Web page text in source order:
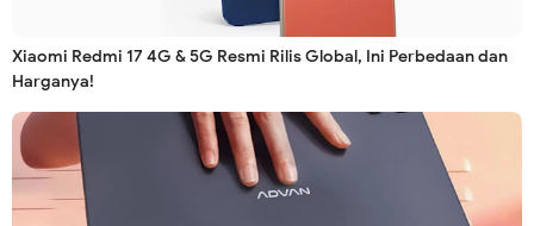
Xiaomi Redmi 17 4G & 5G Resmi Rilis Global, Ini Perbedaan dan
Harganya!